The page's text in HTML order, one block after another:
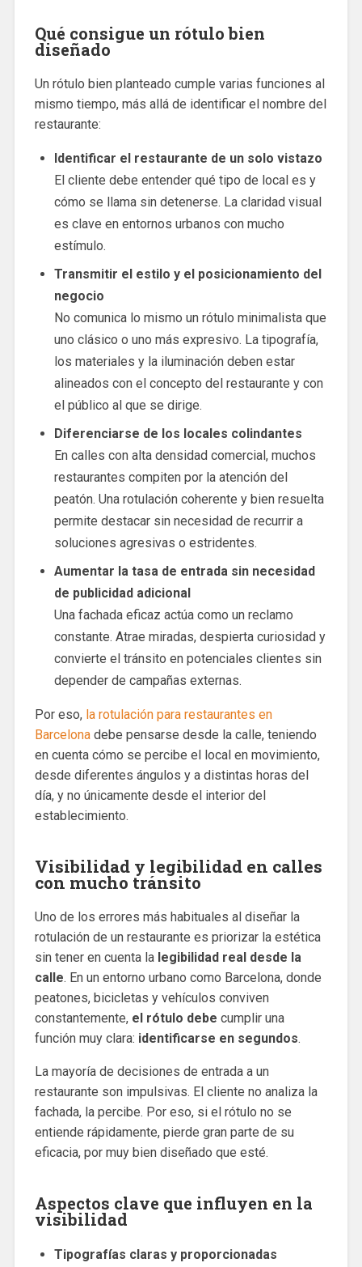
Qué consigue un rótulo bien
diseñado
Un rótulo bien planteado cumple varias funciones al
mismo tiempo, más allá de identificar el nombre del
restaurante:
Identificar el restaurante de un solo vistazo
El cliente debe entender qué tipo de local es y
cómo se llama sin detenerse. La claridad visual
es clave en entornos urbanos con mucho
estímulo.
Transmitir el estilo y el posicionamiento del
negocio
No comunica lo mismo un rótulo minimalista que
uno clásico o uno más expresivo. La tipografía,
los materiales y la iluminación deben estar
alineados con el concepto del restaurante y con
el público al que se dirige.
Diferenciarse de los locales colindantes
En calles con alta densidad comercial, muchos
restaurantes compiten por la atención del
peatón. Una rotulación coherente y bien resuelta
permite destacar sin necesidad de recurrir a
soluciones agresivas o estridentes.
Aumentar la tasa de entrada sin necesidad
de publicidad adicional
Una fachada eficaz actúa como un reclamo
constante. Atrae miradas, despierta curiosidad y
convierte el tránsito en potenciales clientes sin
depender de campañas externas.
Por eso, la rotulación para restaurantes en
Barcelonadebe pensarse desde la calle, teniendo
en cuenta cómo se percibe el local en movimiento,
desde diferentes ángulos y a distintas horas del
día, y no únicamente desde el interior del
establecimiento.
Visibilidad y legibilidad en calles
con mucho tránsito
Uno de los errores más habituales al diseñar la
rotulación de un restaurante es priorizar la estética
sin tener en cuenta la legibilidad real desde la
calle. En un entorno urbano como Barcelona, donde
peatones, bicicletas y vehículos conviven
constantemente,el rótulo debe cumplir una
función muy clara: identificarse en segundos.
La mayoría de decisiones de entrada a un
restaurante son impulsivas. El cliente no analiza la
fachada, la percibe. Por eso, si el rótulo no se
entiende rápidamente, pierde gran parte de su
eficacia, por muy bien diseñado que esté.
Aspectos clave que influyen en la
visibilidad
Tipografías claras y proporcionadas